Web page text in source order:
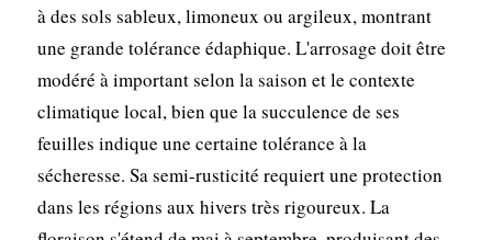
à des sols sableux, limoneux ou argileux, montrant
une grande tolérance édaphique. L'arrosage doit être
modéré à important selon la saison et le contexte
climatique local, bien que la succulence de ses
feuilles indique une certaine tolérance à la
sécheresse. Sa semi-rusticité requiert une protection
dans les régions aux hivers très rigoureux. La